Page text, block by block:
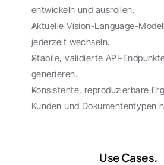
entwickeln und ausrollen.
Aktuelle Vision-Language-
jederzeit wechseln.
Stabile, validierte API-
generieren.
Konsistente, reproduzierbare
Kunden und Dokumententypen
Use Cases.